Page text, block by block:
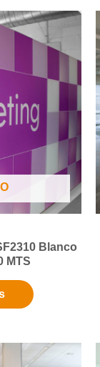
Blanco
MTS